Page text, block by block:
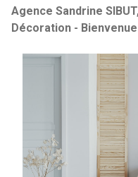
Agence Sandrine
Décoration -